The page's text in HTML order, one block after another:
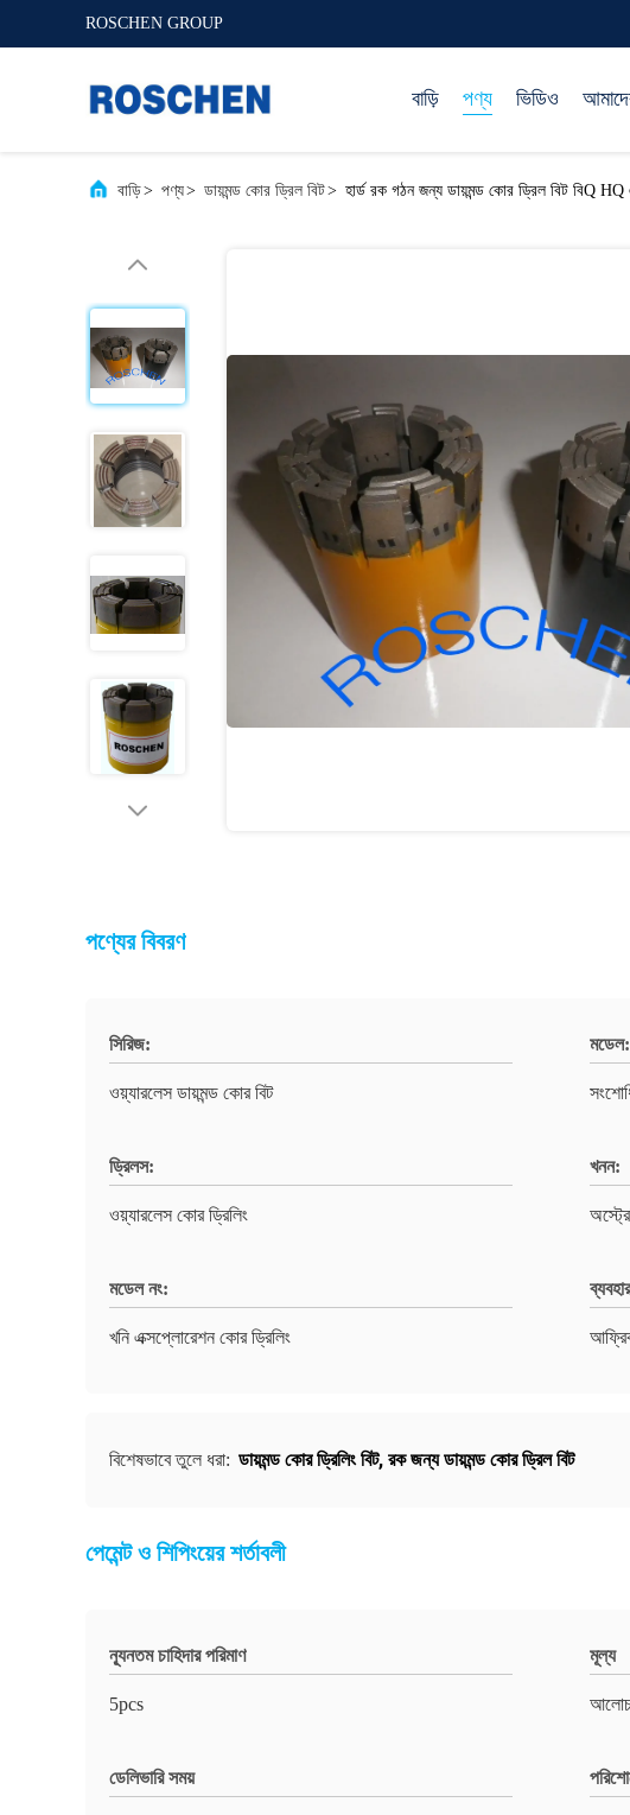
ROSCHEN GROUP
বাড়ি পণ্য ভিডিও
বাড়ি> পণ্য> ডায়মন্ড কোর ড্রিল বিট> হার্ড রক গঠন জন্য ডায়মন্ড কোর ড্রিল বিট বিQ
পণ্যের বিবরণ
সিরিজ:
ওয়্যারলেস ডায়মন্ড কোর বিট
মডেল:
ড্রিলস:
ওয়্যারলেস কোর ড্রিলিং
খনন:
মডেল নং:
খনি এক্সপ্লোরেশন কোর ড্রিলিং
বিশেষভাবে তুলে ধরা: ডায়মন্ড কোর ড্রিলিং বিট, রক জন্য ডায়মন্ড কোর ড্রিল বিট
পেমেন্ট ও শিপিংয়ের শর্তাবলী
ন্যূনতম চাহিদার পরিমাণ
5pcs
মূল্য
ডেলিভারি সময়